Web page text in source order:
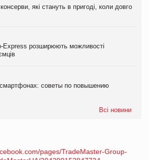
які стануть в пригоді, коли довго
Express розширюють можливості
советы по повышению
Всі новини